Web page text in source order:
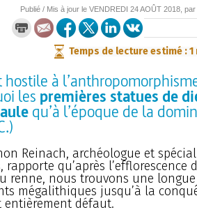
Publié / Mis à jour leVENDREDI 24 AOÛT 2018 ,
Temps de lecture estimé : 1
à
les premières statues de
qu’à l’époque de la
Reinach, archéologue et
rapporte qu’après l’efflorescence
renne, nous trouvons une
mégalithiques jusqu’à la
défaut.